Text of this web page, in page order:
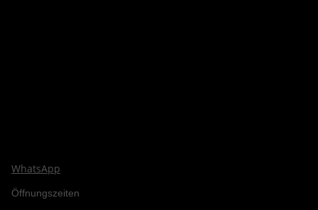
WhatsApp
Öffnungszeiten